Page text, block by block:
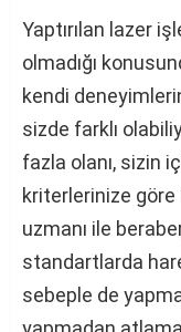
Yaptırılan lazer
olmadığı
kendi
sizde farklı
fazla olanı, sizin
kriterlerinize göre
uzmanı ile
standartlarda
sebeple de